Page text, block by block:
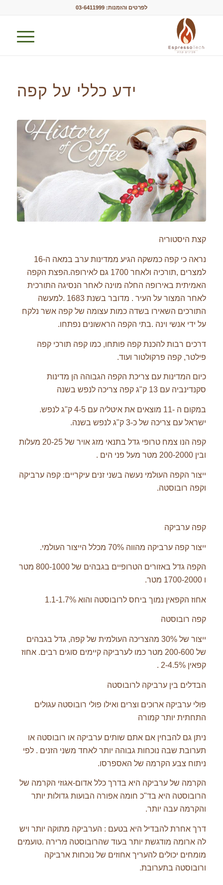
לפרטים והזמנות: 03-6411999
ידע כללי על קפה
קצת היסטוריה
נראה כי קפה כמשקה הגיע ממדינות ערב במאה ה-16
למצרים ,תורכיה ולאחר 1700 גם לאירופה.הפצת הקפה
האמיתית באירופה החלה מוינה לאחר הנסיגה התורכית
לאחר המצור על העיר . מדובר בשנת 1683 .למעשה
התורכים השאירו בשדה כמות עצומה של קפה אשר נלקח
על ידי אנשי וינה .בתי הקפה הראשונים נפתחו.
דרכים רבות להכנת קפה פותחו, כמו קפה תורכי קפה
פילטר, קפה פרקולטור ועוד.
כיום המדינות עם צריכת הקפה הגבוהה הן מדינות
סקנדינביה עם 13 ק"ג קפה צריכה לנפש בשנה
במקום ה -11 מוצאים את איטליה עם 4-5 ק"ג לנפש.
ישראל עם צריכה של כ-3 ק"ג לנפש בשנה.
קפה הנו צמח טרופי גדל בתנאי מזג אויר של 20-25 מעלות
ובין 200-2000 מטר מעל פני הים .
ייצור הקפה העולמי נעשה בשני זנים עיקריים: קפה ערביקה
וקפה רובוסטה.
קפה ערביקה
ייצור קפה ערביקה מהווה 70% מכלל הייצור העולמי.
הקפה גדל באזורים הטרופיים בגבהים של 800-1000 מטר
ו 1700-2000 מטר.
אחוז הקפאין נמוך ביחס לרובוסטה והוא 1.1-1.7%
קפה רובוסטה
ייצור של 30% מהצריכה העולמית של קפה, גדל בגבהים
של 200-600 מטר כמו לערביקה קיימים סוגים רבים. אחוז
קפאין 2-4.5% .
הבדלים בין ערביקה לרובוסטה
פולי ערביקה ארוכים וצרים ואילו פולי רובוסטה עגולים
התחתית יותר קמורה
ניתן גם להבחין אם אתם שותים ערביקה או רובוסטה או
תערובת שבה נוכחות גבוהה יותר לאחד משני הזנים . לפי
ניתוח צבע הקרמה של האספרסו.
הקרמה של ערביקה היא בדרך כלל אדום-אגוזי הקרמה של
הרובוסטה היא בד"כ חומה אפורה הבועות גדולות יותר
והקרמה עבה יותר.
דרך אחרת להבדיל היא בטעם : הערביקה מתוקה יותר ויש
לה ארומה מודגשת יותר בעוד שהרובוסטה מרירה .טועמים
מומחים יכולים להעריך אחוזים של נוכחות ארביקה
ורובוסטה בתערובת.